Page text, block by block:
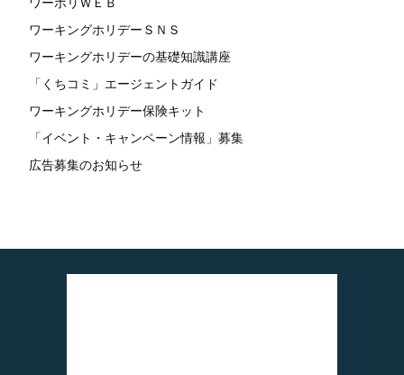
ワーキングホリデーＳＮＳ
ワーキングホリデーの基礎知識講座
「くちコミ」エージェントガイド
ワーキングホリデー保険キット
「イベント・キャンペーン情報」募集
広告募集のお知らせ